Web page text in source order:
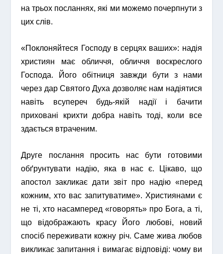
на трьох посланнях, які ми можемо почерпнути з
цих слів.
«Поклоняйтеся Господу в серцях ваших»: надія
християн має обличчя, обличчя воскреслого
Господа. Його обітниця завжди бути з нами
через дар Святого Духа дозволяє нам надіятися
навіть всупереч будь-якій надії і бачити
приховані крихти добра навіть тоді, коли все
здається втраченим.
Друге послання просить нас бути готовими
обґрунтувати надію, яка в нас є. Цікаво, що
апостол закликає дати звіт про надію «перед
кожним, хто вас запитуватиме». Християнами є
не ті, хто насамперед «говорять» про Бога, а ті,
що відображають красу Його любові, новий
спосіб переживати кожну річ. Саме жива любов
викликає запитання і вимагає відповіді: чому ви